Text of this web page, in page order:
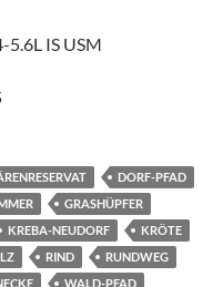
IS USM
DORF-PFAD
GRASHÜPFER
KREBA-NEUDORF
KRÖTE
RIND
RUNDWEG
WALD-PFAD